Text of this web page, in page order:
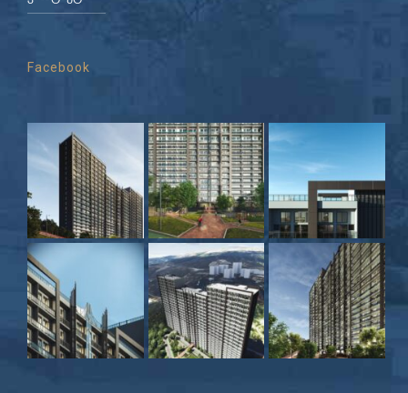
Facebook